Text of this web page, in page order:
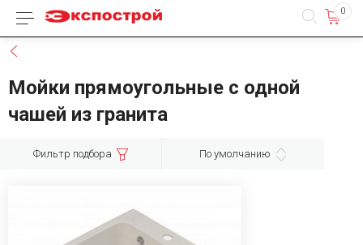
Каталог товаров 0
Мойки прямоугольные с одной
чашей из гранита
Фильтр подбора По умолчанию